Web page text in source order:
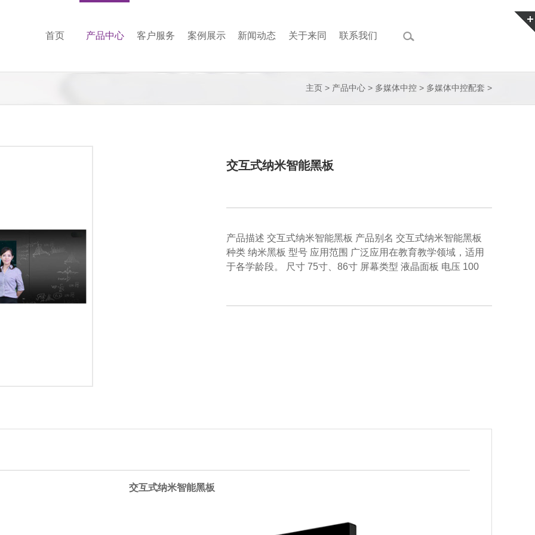
首页 产品中心 客户服务 案例展示 新闻动态 关于来同 联系我们
主页 > 产品中心 > 多媒体中控 > 多媒体中控配套 >
交互式纳米智能黑板
产品描述 交互式纳米智能黑板 产品别名 交互式纳米智能黑板
种类 纳米黑板 型号 应用范围 广泛应用在教育教学领域，适用
于各学龄段。 尺寸 75寸、86寸 屏幕类型 液晶面板 电压 100
交互式纳米智能黑板